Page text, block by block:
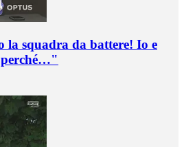
la squadra da battere! Io e
perché…"